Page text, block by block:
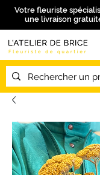
Votre fleuriste
une livraison